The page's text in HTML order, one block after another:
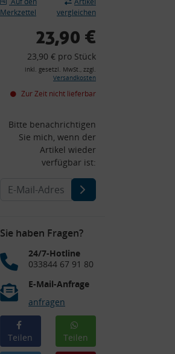
Merkzettel
vergleichen
23,90 €
23,90 € pro Stück
inkl. gesetzl. MwSt., zzgl.
Versandkosten
Zur Zeit nicht lieferbar
Bitte benachrichtigen
Sie mich, wenn der
Artikel wieder
verfügbar ist:
Sie haben Fragen?
24/7-Hotline
033844 67 91 80
E-Mail-Anfrage
anfragen
Teilen Teilen